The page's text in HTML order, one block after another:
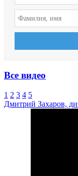
Все видео
1 2 3 4 5
Дмитрий Захаров,